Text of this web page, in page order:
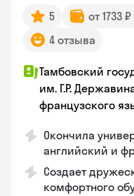
5 от 1733
4 отзыва
Тамбовский
им. Г.Р.
французского
Окончила
английский и
Создает
комфортного